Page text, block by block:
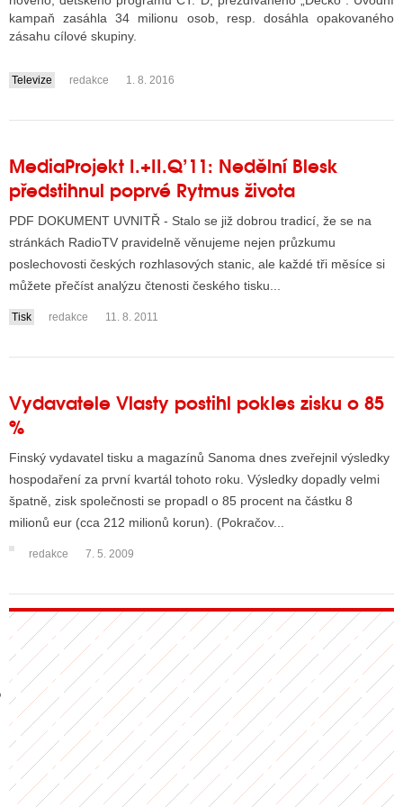
TELEVIZÍ
INTERNET
STRÁNKY RÁDIÍ
STÁT BLOGEREM
DISKUTÉRA NA RADIOTV
STARŠÍCH DISKUZÍ
kampaň zasáhla 34 milionu osob, resp. dosáhla opakovaného
zásahu cílové skupiny.
....
Televize redakce 1. 8. 2016
MediaProjekt I.+II.Q’11: Nedělní Blesk
předstihnul poprvé Rytmus života
PDF DOKUMENT UVNITŘ - Stalo se již dobrou tradicí, že se na
stránkách RadioTV pravidelně věnujeme nejen průzkumu
poslechovosti českých rozhlasových stanic, ale každé tři měsíce si
můžete přečíst analýzu čtenosti českého tisku...
Tisk redakce 11. 8. 2011
Vydavatele Vlasty postihl pokles zisku o 85
%
Finský vydavatel tisku a magazínů Sanoma dnes zveřejnil výsledky
hospodaření za první kvartál tohoto roku. Výsledky dopadly velmi
špatně, zisk společnosti se propadl o 85 procent na částku 8
milionů eur (cca 212 milionů korun). (Pokračov...
redakce 7. 5. 2009